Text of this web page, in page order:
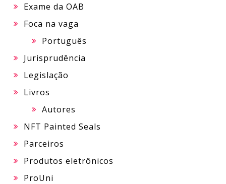
Exame da OAB
Foca na vaga
Português
Jurisprudência
Legislação
Livros
Autores
NFT Painted Seals
Parceiros
Produtos eletrônicos
ProUni